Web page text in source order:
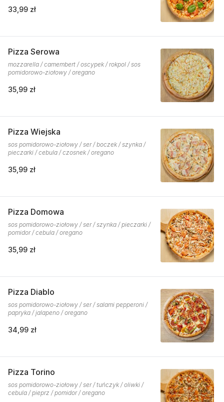
33,99 zł
Pizza Serowa
mozzarella / camembert / oscypek / rokpol / sos
pomidorowo-ziołowy / oregano
35,99 zł
Pizza Wiejska
sos pomidorowo-ziołowy / ser / boczek / szynka /
pieczarki / cebula / czosnek / oregano
35,99 zł
Pizza Domowa
sos pomidorowo-ziołowy / ser / szynka / pieczarki /
pomidor / cebula / oregano
35,99 zł
Pizza Diablo
sos pomidorowo-ziołowy / ser / salami pepperoni /
papryka / jalapeno / oregano
34,99 zł
Pizza Torino
sos pomidorowo-ziołowy / ser / tuńczyk / oliwki /
cebula / pieprz / pomidor / oregano